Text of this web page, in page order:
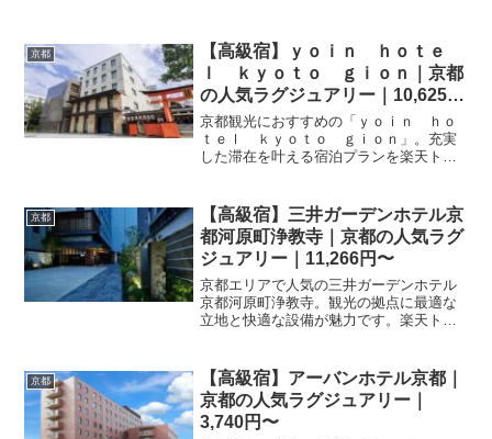
京都
【高級宿】ｙｏｉｎ ｈｏｔｅ
ｌ ｋｙｏｔｏ ｇｉｏｎ｜京都
の人気ラグジュアリー｜10,625
円〜
京都観光におすすめの「ｙｏｉｎ ｈｏ
ｔｅｌ ｋｙｏｔｏ ｇｉｏｎ」。充実
した滞在を叶える宿泊プランを楽天トラ
ください。最新情報は予約ページへ。
京都
【高級宿】三井ガーデンホテル京
都河原町浄教寺｜京都の人気ラグ
ジュアリー｜11,266円〜
京都エリアで人気の三井ガーデンホテル
京都河原町浄教寺。観光の拠点に最適な
立地と快適な設備が魅力です。楽天トラ
サイトでチェックしてください。
京都
【高級宿】アーバンホテル京都｜
京都の人気ラグジュアリー｜
3,740円〜